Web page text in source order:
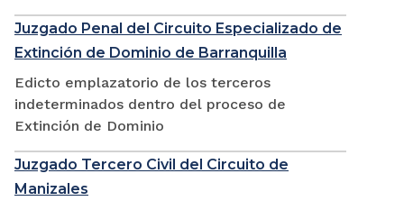
Juzgado Penal del Circuito Especializado de
Extinción de Dominio de Barranquilla
Edicto emplazatorio de los terceros
indeterminados dentro del proceso de
Extinción de Dominio
Juzgado Tercero Civil del Circuito de
Manizales